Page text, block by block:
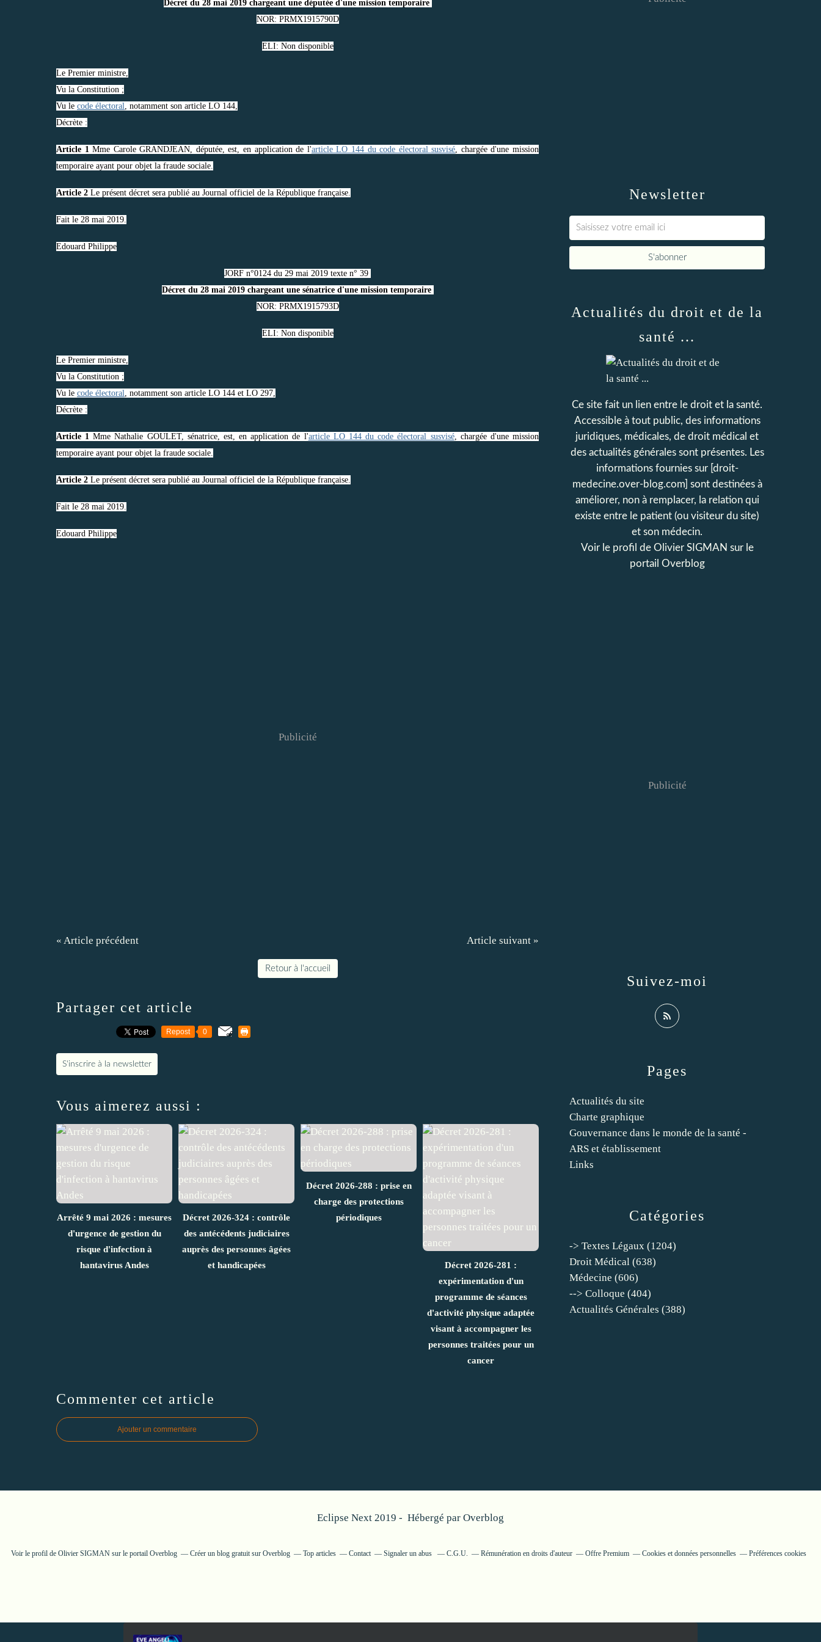
Décret du 28 mai 2019 chargeant une députée d'une mission temporaire
NOR: PRMX1915790D
ELI: Non disponible
Le Premier ministre,
Vu la Constitution ;
Vu le code électoral
, notamment son article LO 144,
Décrète :
Article 1Mme Carole GRANDJEAN, députée, est, en application de l'article LO 144 du code électoral susvisé , chargée d'une mission
temporaire ayant pour objet la fraude sociale.
Article 2 Le présent décret sera publié au Journal officiel de la République française.
Fait le 28 mai 2019.
Edouard Philippe
JORF n°0124 du 29 mai 2019 texte n° 39
Décret du 28 mai 2019 chargeant une sénatrice d'une mission temporaire
NOR: PRMX1915793D
ELI: Non disponible
Le Premier ministre,
Vu la Constitution ;
Vu le code électoral
, notamment son article LO 144 et LO 297,
Décrète :
Article 1Mme Nathalie GOULET, sénatrice, est, en application de l'article LO 144 du code électoral susvisé, chargée d'une mission
temporaire ayant pour objet la fraude sociale.
Article 2 Le présent décret sera publié au Journal officiel de la République française.
Fait le 28 mai 2019.
Edouard Philippe
Publicité
« Article précédent Article suivant »
Retour à l'accueil
Partager cet article
Repost 0
S'inscrire à la newsletter
Vous aimerez aussi :
Arrêté 9 mai 2026 : mesures
d'urgence de gestion du
risque d'infection à
hantavirus Andes
Décret 2026-324 : contrôle
des antécédents judiciaires
auprès des personnes âgées
et handicapées
Décret 2026-288 : prise en
charge des protections
périodiques
Décret 2026-281 :
expérimentation d'un
programme de séances
d'activité physique adaptée
visant à accompagner les
personnes traitées pour un
cancer
Commenter cet article
Ajouter un commentaire
Newsletter
Catégories
-> Textes Légaux (1204)
Droit Médical (638)
Médecine (606)
--> Colloque (404)
Actualités Générales (388)
Pages
Actualités du site
Charte graphique
Gouvernance dans le monde de la santé -
ARS et établissement
Links
Actualités du droit et de la
santé ...
Ce site fait un lien entre le droit et la santé.
Accessible à tout public, des informations
juridiques, médicales, de droit médical et
des actualités générales sont présentes. Les
informations fournies sur [droit-
medecine.over-blog.com] sont destinées à
améliorer, non à remplacer, la relation qui
existe entre le patient (ou visiteur du site)
et son médecin.
Voir le profil de Olivier SIGMAN sur le
portail Overblog
Suivez-moi
Publicité
Eclipse Next 2019 - Hébergé par Overblog
Voir le profil de Olivier SIGMAN sur le portail Overblog Créer un blog gratuit sur Overblog Top articles Contact Signaler un abus C.G.U. Rémunération en droits d'auteur Offre Premium Cookies et données personnelles Préférences cookies